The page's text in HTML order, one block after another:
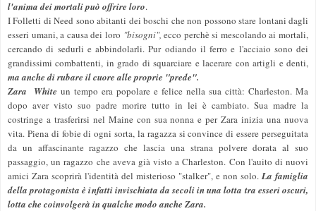
l'anima dei mortali può offrire loro.
I Folletti di Need sono abitanti dei boschi che non possono stare lontani dagli
esseri umani, a causa dei loro "bisogni",ecco perchè si mescolando ai mortali,
cercando di sedurli e abbindolarli. Pur odiando il ferro e l'acciaio sono dei
grandissimi combattenti, in grado di squarciare e lacerare con artigli e denti,
ma anche di rubare il cuore alle proprie "prede".
Zara White un tempo era popolare e felice nella sua città: Charleston. Ma
dopo aver visto suo padre morire tutto in lei è cambiato. Sua madre la
costringe a trasferirsi nel Maine con sua nonna e per Zara inizia una nuova
vita. Piena di fobie di ogni sorta, la ragazza si convince di essere perseguitata
da un affascinante ragazzo che lascia una strana polvere dorata al suo
passaggio, un ragazzo che aveva già visto a Charleston. Con l'auito di nuovi
amici Zara scoprirà l'identità del misterioso "stalker", e non solo. La famiglia
della protagonista è infatti invischiata da secoli in una lotta tra esseri oscuri,
lotta che coinvolgerà in qualche modo anche Zara.